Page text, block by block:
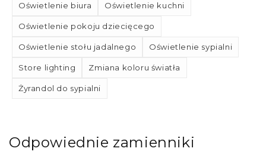
Oświetlenie biura Oświetlenie kuchni
Oświetlenie pokoju dziecięcego
Oświetlenie stołu jadalnego Oświetlenie sypialni
Store lighting Zmiana koloru światła
Żyrandol do sypialni
Odpowiednie zamienniki